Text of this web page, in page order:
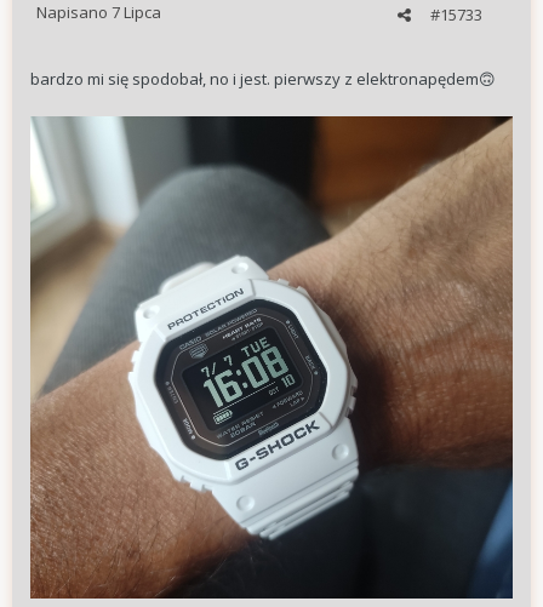
#15733
Napisano 7 Lipca
bardzo mi się spodobał, no i jest. pierwszy z elektronapędem🙃